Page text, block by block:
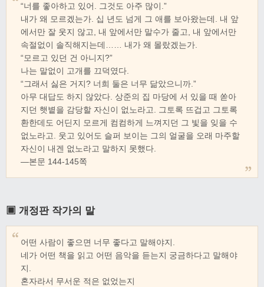
“너를 좋아하고 있어. 그것도 아주 많이.”
내가 왜 모르겠는가. 십 년도 넘게 그 애를 보아왔는데. 내 앞
에서만 잘 웃지 않고, 내 앞에서만 말수가 줄고, 내 앞에서만
속절없이 솔직해지는데…… 내가 왜 몰랐겠는가.
“모르고 있던 건 아니지?”
나는 말없이 고개를 끄덕였다.
“그래서 싫은 거지? 너희 둘은 너무 닮았으니까.”
아무 대답도 하지 않았다. 상준의 집 마당에 서 있을 때 쏟아
지던 햇볕을 감당할 자신이 없노라고. 그토록 뜨겁고 그토록
환한데도 어딘지 모르게 컴컴하게 느껴지던 그 빛을 잊을 수
없노라고. 웃고 있어도 슬퍼 보이는 그의 얼굴을 오래 마주할
자신이 내겐 없노라고 말하지 못했다.
―본문 144-145쪽
▣ 개정판 작가의 말
어떤 사람이 좋으면 너무 좋다고 말해야지.
네가 어떤 책을 읽고 어떤 음악을 듣는지 궁금하다고 말해야
지.
혼자라서 무서운 적은 없었는지